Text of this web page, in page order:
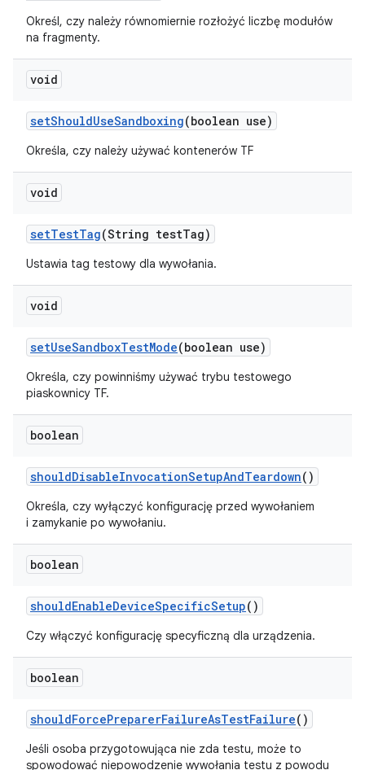
Określ, czy należy równomiernie rozłożyć liczbę modułów
na fragmenty.
void
setShouldUseSandboxing(boolean use)
Określa, czy należy używać kontenerów TF
void
setTestTag(String testTag)
Ustawia tag testowy dla wywołania.
void
setUseSandboxTestMode(boolean use)
Określa, czy powinniśmy używać trybu testowego
piaskownicy TF.
boolean
shouldDisableInvocationSetupAndTeardown()
Określa, czy wyłączyć konfigurację przed wywołaniem
i zamykanie po wywołaniu.
boolean
shouldEnableDeviceSpecificSetup()
Czy włączyć konfigurację specyficzną dla urządzenia.
boolean
shouldForcePreparerFailureAsTestFailure()
Jeśli osoba przygotowująca nie zda testu, może to
spowodować niepowodzenie wywołania testu z powodu